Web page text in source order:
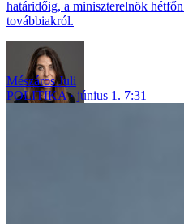
határidőig, a miniszterelnök
továbbiakról.
Mészáros Juli
POLITIKA
június 1. 7:31